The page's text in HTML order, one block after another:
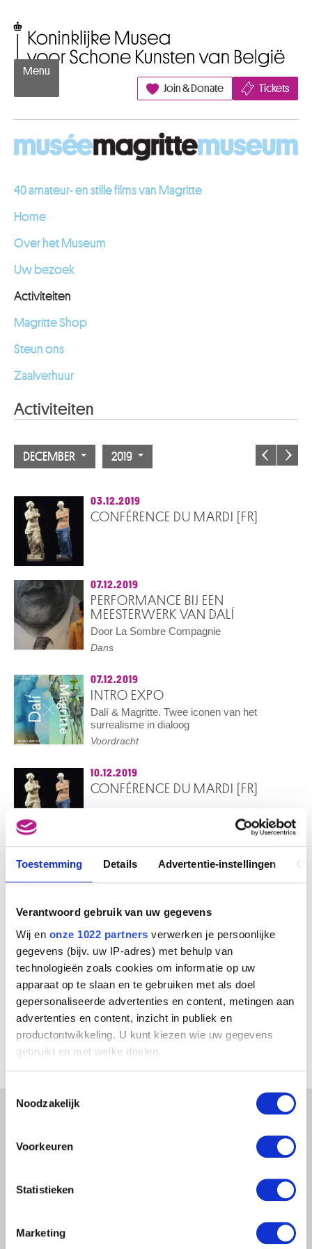
Toestemming Details Advertentie-instellingen
Verantwoord gebruik van uw gegevens
Wij en onze 1022 partners verwerken je persoonlijke
gegevens (bijv. uw IP-adres) met behulp van
technologieën zoals cookies om informatie op uw
apparaat op te slaan en te gebruiken met als doel
gepersonaliseerde advertenties en content, metingen aan
advertenties en content, inzicht in publiek en
productontwikkeling. U kunt kiezen wie uw gegevens
gebruikt en met welke doelen.
Informatie verzamelen over uw geografische
locatie, die tot een paar meter nauwkeurig kan zijn
scannen op specifieke eigenschappen (fingerprinting)
detailgedeeltein.
U kunt uw toestemming op elk moment wijzigen of
We gebruiken cookies om content en advertenties te
Toestemmingsselectie
Noodzakelijk
Voorkeuren
Statistieken
Marketing
Menu
Join & Donate
Tickets
40 amateur- en stille films van Magritte
Home
Over het Museum
Uw bezoek
Activiteiten
Magritte Shop
Steun ons
Zaalverhuur
Activiteiten
DECEMBER 2019
03.12.2019
CONFÉRENCE DU MARDI (FR)
07.12.2019
PERFORMANCE BIJ EEN
MEESTERWERK VAN DALÍ
Door La Sombre Compagnie
Dans
07.12.2019
INTRO EXPO
Dalí & Magritte. Twee iconen van het
surrealisme in dialoog
Voordracht
10.12.2019
CONFÉRENCE DU MARDI (FR)
GELEID BEZOEK MET DE HELE
FAMILIE
Rondleiding
29.12.2019
GELEID BEZOEK MET DE HELE
FAMILIE
VOLZET
Rondleiding
Veelgestelde vragen
Tickets
Evenementen
Archief voor Hedendaagse